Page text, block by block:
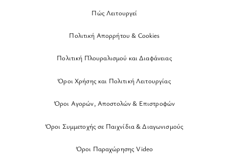
Πώς Λειτουργεί
Πολιτική Απορρήτου & Cookies
Πολιτική Πλουραλισμού και Διαφάνειας
Όροι Χρήσης και Πολιτική Λειτουργίας
Όροι Αγορών, Αποστολών & Επιστροφών
Όροι Συμμετοχής σε Παιχνίδια & Διαγωνισμούς
Όροι Παραχώρησης Video